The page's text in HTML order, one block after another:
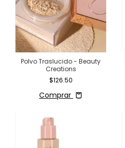
Polvo Traslucido - Beauty
Creations
$126.50
Comprar